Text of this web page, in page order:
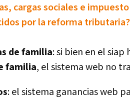
cargas sociales e
por la reforma tributaria?
de familia: si bien en el
familia, el sistema web no
: el sistema ganancias web